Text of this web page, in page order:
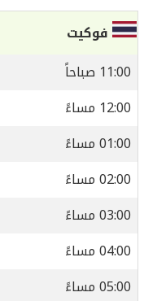
فوكيت
11:00 صباحاً
12:00 مساءً
01:00 مساءً
02:00 مساءً
03:00 مساءً
04:00 مساءً
05:00 مساءً